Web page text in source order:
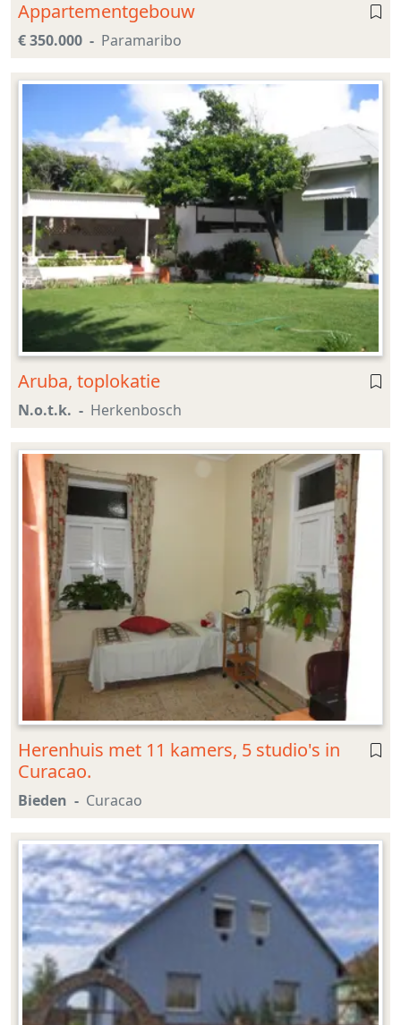
Appartementgebouw
€ 350.000 Paramaribo
Aruba, toplokatie
N.o.t.k. Herkenbosch
Herenhuis met 11 kamers, 5 studio's in
Curacao.
Bieden Curacao